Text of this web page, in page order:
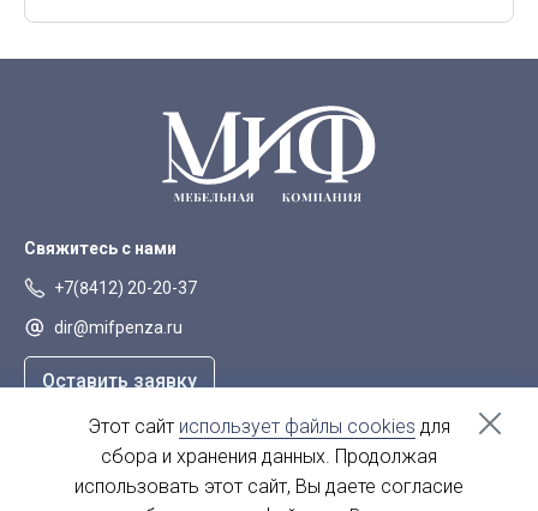
Тверь
Свяжитесь с нами
+7(8412) 20-20-37
dir@mifpenza.ru
Оставить заявку
г. Пенза, ул. Аустрина, 139а
Этот сайт использует файлы cookies для
сбора и хранения данных. Продолжая
использовать этот сайт, Вы даете согласие